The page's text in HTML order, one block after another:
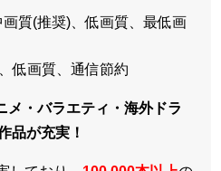
質(推奨)、低画質、最低画
低画質、通信節約
・バラエティ・ 海外ドラ
品が充実！